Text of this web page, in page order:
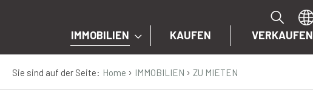
IMMOBILIEN KAUFEN VERKAUFEN
Sie sind auf der Seite: Home › IMMOBILIEN › ZU MIETEN